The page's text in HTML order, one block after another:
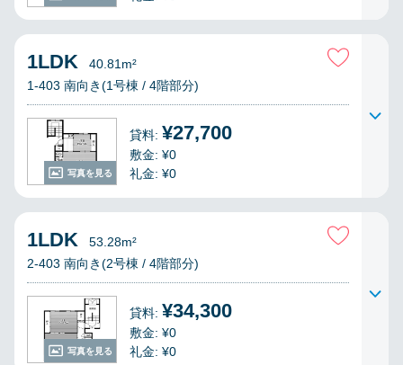
写真を見る
1LDK
40.81m²
1-403 南向き(1号棟 / 4階部分)
貸料: ¥27,700
敷金: ¥0
礼金: ¥0
写真を見る
1LDK
53.28m²
2-403 南向き(2号棟 / 4階部分)
貸料: ¥34,300
敷金: ¥0
礼金: ¥0